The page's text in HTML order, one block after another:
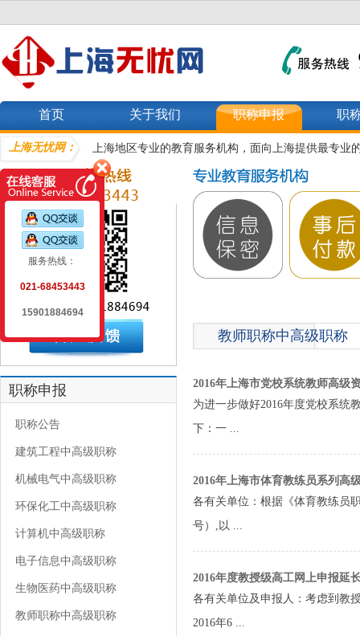
首页 关于我们 职称申报 职
上海无忧网： 上海地区专业的教育服务机构，面向上海提供最专业
职称申报
职称公告
建筑工程中高级职称
机械电气中高级职称
环保化工中高级职称
计算机中高级职称
电子信息中高级职称
生物医药中高级职称
教师职称中高级职称
教师职称中高级职称
2016年上海市党校系统教师高级
为进一步做好2016年度党校系统
下：一 ...
2016年上海市体育教练员系列高
各有关单位：根据《体育教练员
号）,以 ...
2016年度教授级高工网上申报延
各有关单位及申报人：考虑到教
2016年6 ...
服务热线：
021-68453443
15901884694